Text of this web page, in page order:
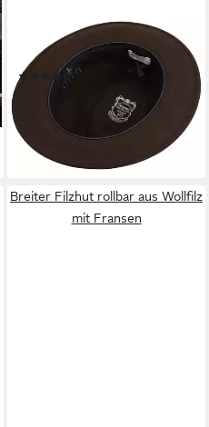
Filzhut (1-St) Wollfilz mit
Ripsband
(3)
84,95 €
lieferbar - in 2-3 Werktagen bei dir
+1
Breiter Filzhut rollbar aus Wollfilz
mit Fransen